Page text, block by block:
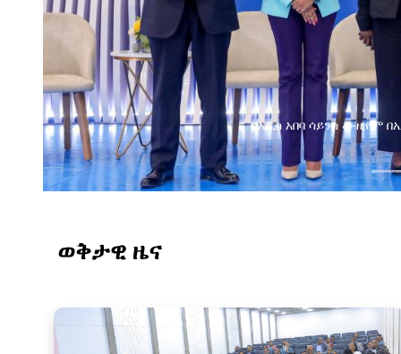
የልማት አጋሮች በአባልነት
የኢንፎርሜሽን
ወቅታዊ ዜና